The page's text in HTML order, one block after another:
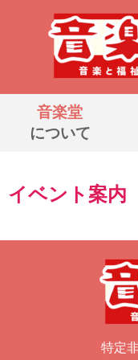
音楽堂
について
イベント案内
特定